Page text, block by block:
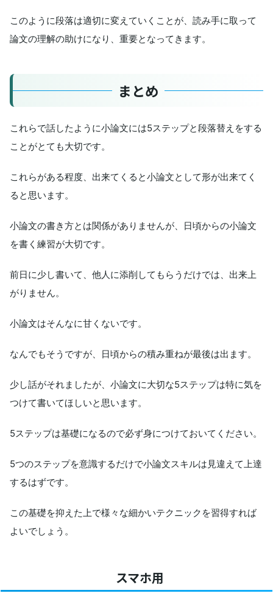
このように段落は適切に変えていくことが、読み手に取って
論文の理解の助けになり、重要となってきます。
まとめ
これらで話したように小論文には5ステップと段落替えをする
ことがとても大切です。
これらがある程度、出来てくると小論文として形が出来てく
ると思います。
小論文の書き方とは関係がありませんが、日頃からの小論文
を書く練習が大切です。
前日に少し書いて、他人に添削してもらうだけでは、出来上
がりません。
小論文はそんなに甘くないです。
なんでもそうですが、日頃からの積み重ねが最後は出ます。
少し話がそれましたが、小論文に大切な5ステップは特に気を
つけて書いてほしいと思います。
5ステップは基礎になるので必ず身につけておいてください。
5つのステップを意識するだけで小論文スキルは見違えて上達
するはずです。
この基礎を抑えた上で様々な細かいテクニックを習得すれば
よいでしょう。
スマホ用